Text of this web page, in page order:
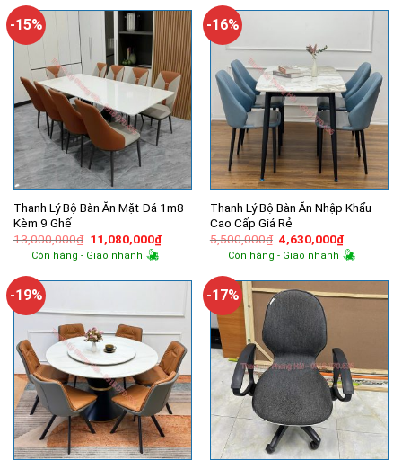
-15%
Thanh Lý Bộ Bàn Ăn Mặt Đá 1m8
Kèm 9 Ghế
13,000,000₫ Giá
gốc
là:
11,080,000₫Giá
hiện
11,080,000₫.
Còn hàng - Giao nhanh
-16%
Thanh Lý Bộ Bàn Ăn Nhập Khẩu
Cao Cấp Giá Rẻ
5,500,000₫ Giá
gốc
là:
4,630,000₫Giá
hiện
tại
Còn hàng - Giao nhanh
-19% -17%